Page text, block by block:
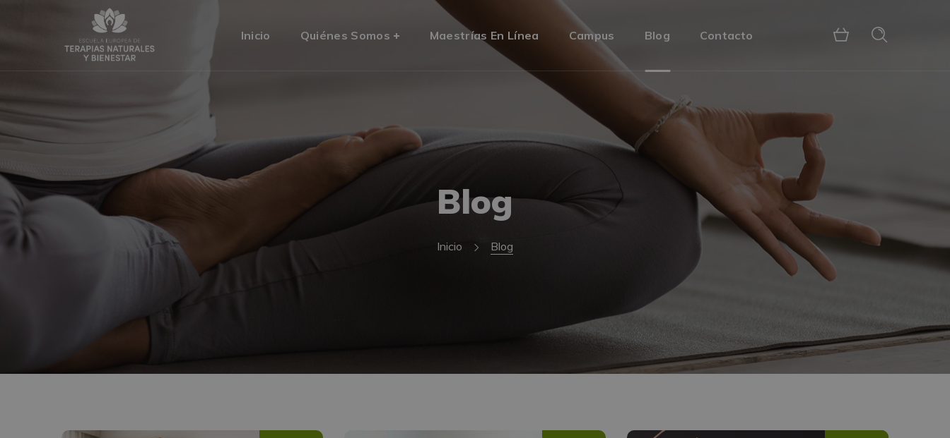
Inicio Quiénes Somos Maestrías En Línea Campus Blog Contacto
Blog
Inicio Blog